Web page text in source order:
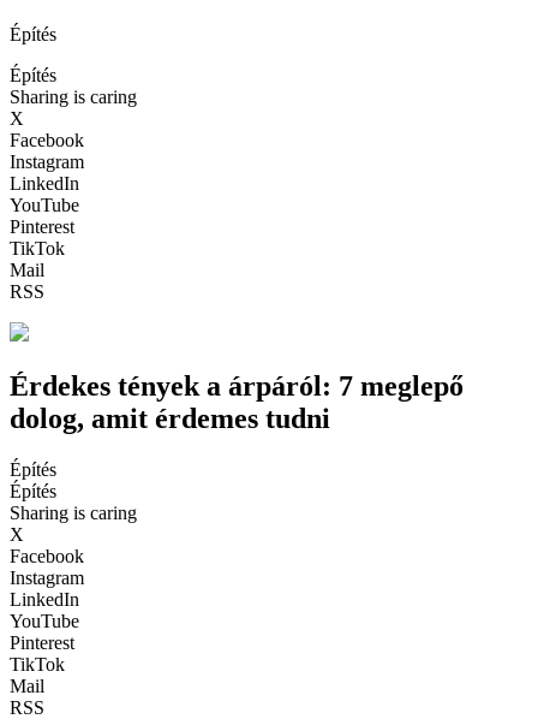
Építés
Építés
Sharing is caring
X
Facebook
Instagram
LinkedIn
YouTube
Pinterest
TikTok
Mail
RSS
Érdekes tények a árpáról: 7 meglepő
dolog, amit érdemes tudni
Építés
Építés
Sharing is caring
X
Facebook
Instagram
LinkedIn
YouTube
Pinterest
TikTok
Mail
RSS